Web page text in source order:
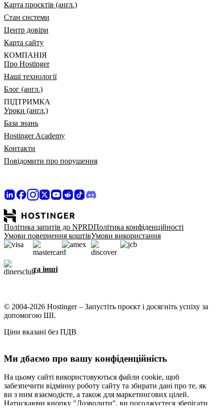
Карта проєктів (англ.)
Стан системи
Центр довіри
Карта сайту
КОМПАНІЯ
Про Hostinger
Наші технології
Блог (англ.)
ПІДТРИМКА
Уроки (англ.)
База знань
Hostinger Academy
Контакти
Повідомити про порушення
Політика запитів до NPRDПолітика конфіденційності
Умови повернення коштівУмови використання
та інші
© 2004-2026 Hostinger – Запустіть проєкт і досягніть успіху за
допомогою ШІ.
Ціни вказані без ПДВ
Ми дбаємо про вашу конфіденційність
На цьому сайті використовуються файли cookie, щоб
забезпечити відмінну роботу сайту та збирати дані про те, як
ви з ним взаємодієте, а також для маркетингових цілей.
Натискаючи кнопку "Дозволити", ви погоджуєтеся зберігати